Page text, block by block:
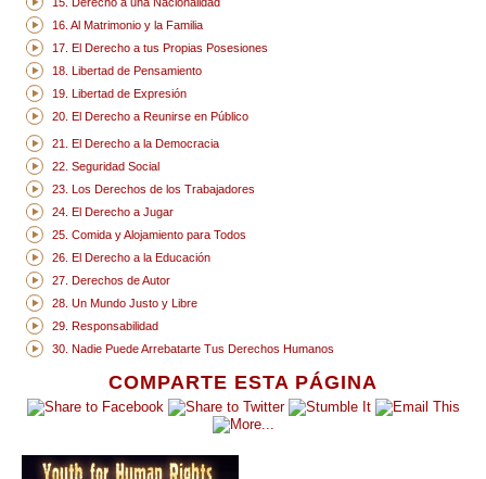
COMPARTE ESTA PÁGINA
15. Derecho a una Nacionalidad
16. Al Matrimonio y la Familia
17. El Derecho a tus Propias Posesiones
18. Libertad de Pensamiento
19. Libertad de Expresión
20. El Derecho a Reunirse en Público
21. El Derecho a la Democracia
22. Seguridad Social
23. Los Derechos de los Trabajadores
24. El Derecho a Jugar
25. Comida y Alojamiento para Todos
26. El Derecho a la Educación
27. Derechos de Autor
28. Un Mundo Justo y Libre
29. Responsabilidad
30. Nadie Puede Arrebatarte Tus Derechos Humanos